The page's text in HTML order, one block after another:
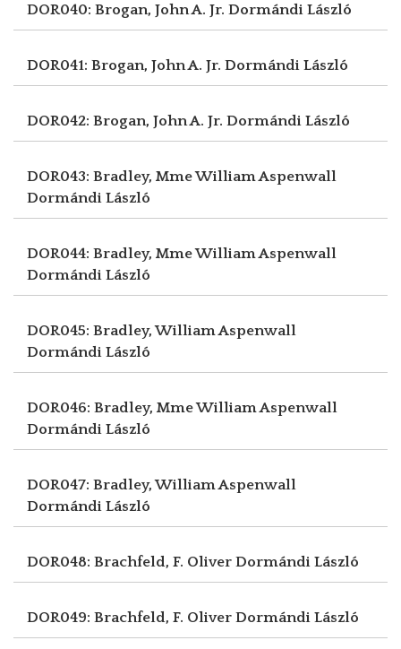
DOR040: Brogan, John A. Jr. Dormándi László
DOR041: Brogan, John A. Jr. Dormándi László
DOR042: Brogan, John A. Jr. Dormándi László
DOR043: Bradley, Mme William Aspenwall
Dormándi László
DOR044: Bradley, Mme William Aspenwall
Dormándi László
DOR045: Bradley, William Aspenwall
Dormándi László
DOR046: Bradley, Mme William Aspenwall
Dormándi László
DOR047: Bradley, William Aspenwall
Dormándi László
DOR048: Brachfeld, F. Oliver Dormándi László
DOR049: Brachfeld, F. Oliver Dormándi László